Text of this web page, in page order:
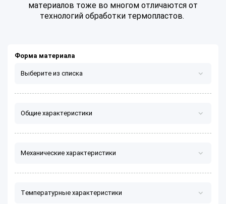
материалов тоже во многом отличаются от
технологий обработки термопластов.
Форма материала
Выберите из списка
Стержень/профиль/втулка
Общие характеристики
Плотность
от г/см³
Механические характеристики
Температурные характеристики